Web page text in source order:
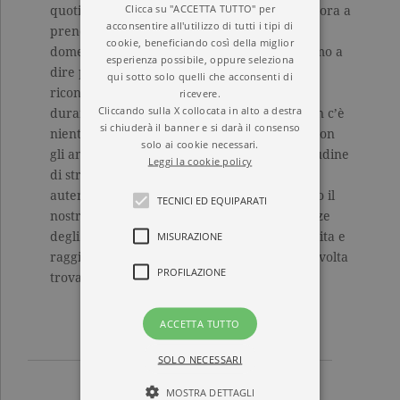
quotidianità: al mattino dedicare almeno un’ora a
prendersi cura di un fiore o di un animale
domestico; annotare quanti «grazie» riusciamo a
dire prima di andare a letto; imparare a
riconoscere e accettare gli errori commessi
durante la giornata. E si rende conto che non c’è
niente di meglio che trascorrere del tempo con
gli amici e riprendere la buona vecchia abitudine
di stringere la mano per ritrovare rapporti
autentici e duraturi. Perché è solo mostrando il
nostro lato più sensibile e attento alle esigenze
degli altri che possiamo cambiare la nostra vita e
raggiungere la felicità. Quella vera che, una volta
trovata, non si può più dimenticare.
Clicca su "ACCETTA TUTTO" per
acconsentire all'utilizzo di tutti i tipi di
cookie, beneficiando così della miglior
esperienza possibile, oppure seleziona
qui sotto solo quelli che acconsenti di
ricevere.
Cliccando sulla X collocata in alto a destra
si chiuderà il banner e si darà il consenso
solo ai cookie necessari.
Leggi la cookie policy
TECNICI ED EQUIPARATI
MISURAZIONE
PROFILAZIONE
ACCETTA TUTTO
SOLO NECESSARI
MOSTRA DETTAGLI